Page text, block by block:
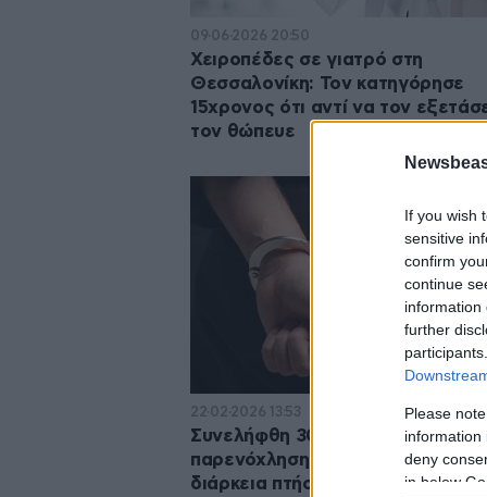
If you wish
sensitive
confirm
continue
information
further
Please
information
deny
in below
09·06·2026 20:50
Χειροπέδες σε γιατρό στη
Θεσσαλονίκη: Τον κατηγόρησε
15χρονος ότι αντί να τον
τον θώπευε
22·02·2026 13:53
Συνελήφθη 30χρονος για
παρενόχληση των επιβατών κατά
διάρκεια πτήσης από πόλη της